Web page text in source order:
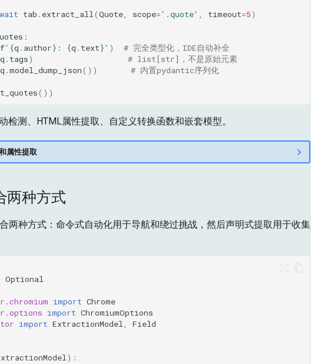
tab . extract_all (Quote scope='.quote' timeout=5)
:
f' {q . author} : {q . text}' )
# 完全类型化，IDE自动补全
q . tags)
# list[str]，不是原始元素
q .model_dump_json()) # 内置pydantic序列化
())
检测、HTML属性提取、自定义转换函数和嵌套模型。
属性提取
两种方式
两种方式：命令式自动化用于导航和绕过挑战，然后声明式提取用于收集
Optional
import Chrome
import ChromiumOptions
import ExtractionModel Field
):